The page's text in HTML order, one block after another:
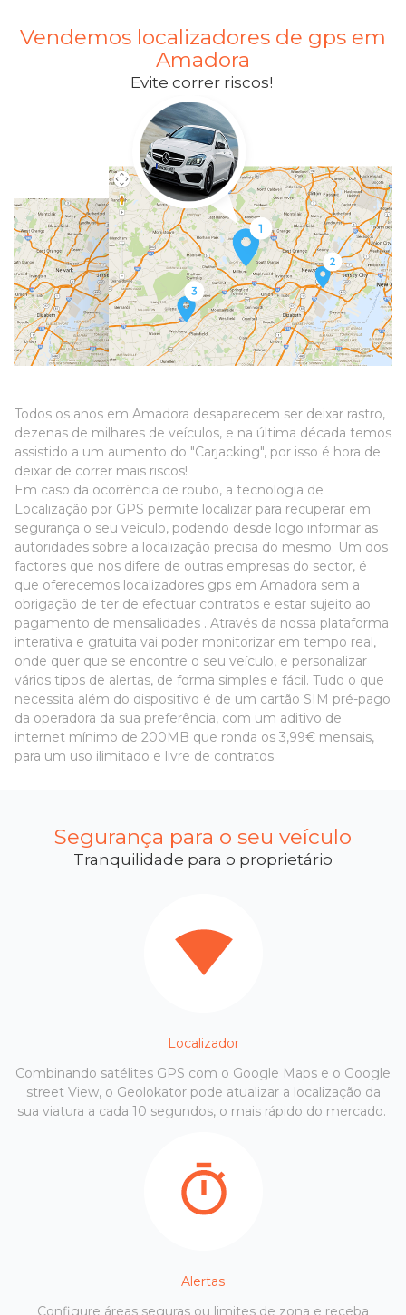
Vendemos localizadores de gps em
Amadora
Evite correr riscos!
Todos os anos em Amadora desaparecem ser deixar rastro,
dezenas de milhares de veículos, e na última década temos
assistido a um aumento do "Carjacking", por isso é hora de
deixar de correr mais riscos!
Em caso da ocorrência de roubo, a tecnologia de
Localização por GPS permite localizar para recuperar em
segurança o seu veículo, podendo desde logo informar as
autoridades sobre a localização precisa do mesmo. Um dos
factores que nos difere de outras empresas do sector, é
que oferecemos localizadores gps em Amadora sem a
obrigação de ter de efectuar contratos e estar sujeito ao
pagamento de mensalidades . Através da nossa plataforma
interativa e gratuita vai poder monitorizar em tempo real,
onde quer que se encontre o seu veículo, e personalizar
vários tipos de alertas, de forma simples e fácil. Tudo o que
necessita além do dispositivo é de um cartão SIM pré-pago
da operadora da sua preferência, com um aditivo de
internet mínimo de 200MB que ronda os 3,99€ mensais,
para um uso ilimitado e livre de contratos.
Segurança para o seu veículo
Tranquilidade para o proprietário
Localizador
Combinando satélites GPS com o Google Maps e o Google
street View, o Geolokator pode atualizar a localização da
sua viatura a cada 10 segundos, o mais rápido do mercado.
Alertas
Configure áreas seguras ou limites de zona e receba